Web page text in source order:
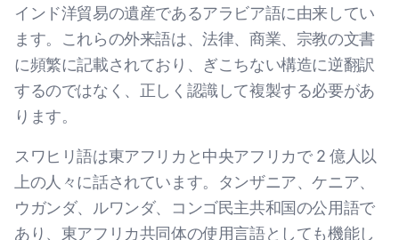
インド洋貿易の遺産であるアラビア語に由来してい
ます。これらの外来語は、法律、商業、宗教の文書
に頻繁に記載されており、ぎこちない構造に逆翻訳
するのではなく、正しく認識して複製する必要があ
ります。
スワヒリ語は東アフリカと中央アフリカで 2 億人以
上の人々に話されています。タンザニア、ケニア、
ウガンダ、ルワンダ、コンゴ民主共和国の公用語で
あり、東アフリカ共同体の使用言語としても機能し